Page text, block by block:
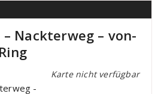
Nackterweg – von-
Karte nicht verfügbar
-